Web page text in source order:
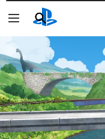
Cerca
Cerca
Cerca